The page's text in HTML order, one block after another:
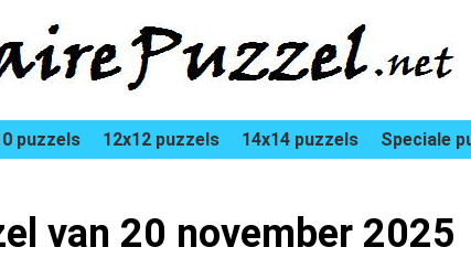
puzzels 12x12 puzzels 14x14 puzzels Speciale
van 20 november 2025